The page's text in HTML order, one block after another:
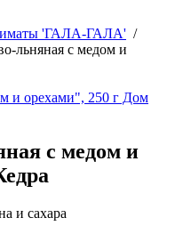
'ГАЛА-ГАЛА' /
льняная с медом и
с медом и
и сахара